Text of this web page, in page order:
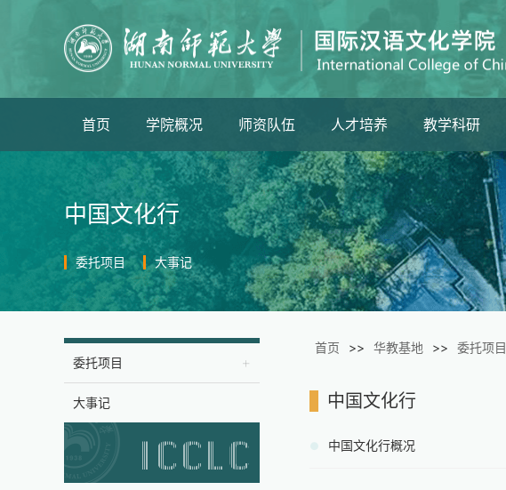
首页 学院概况
学院简介
管理队伍
制度汇编
学院年鉴
师资队伍
教授
副教授
讲师
客座教授
人才培养
语言进修生
本科生
研究生
教学科研
教学工作
科研工作
中国文化行
委托项目 大事记
委托项目
大事记
首页 >> 华教基地 >> 委托项目
中国文化行
中国文化行概况